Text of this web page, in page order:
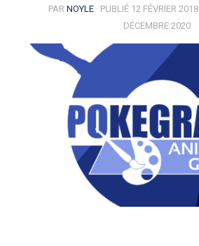
PAR NOYLE · PUBLIÉ 12 FÉVRIER 2018
DÉCEMBRE 2020